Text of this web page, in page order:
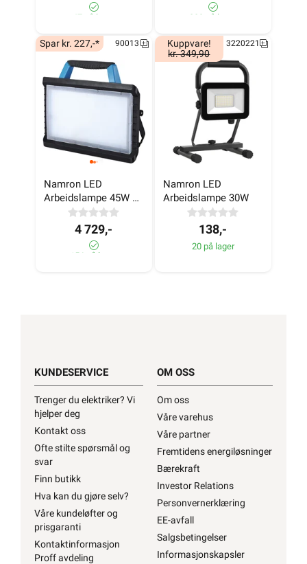
47 på lager 289 på lager
Namron LED
Arbeidslampe 45W 4
Spar kr. 227,-* 90013
4 729,-
156 på lager
Namron LED
Arbeidslampe 30W
Kuppvare!
kr. 349,90
3220221
138,-
20 på lager
KUNDESERVICE
Trenger du elektriker? Vi
hjelper deg
Kontakt oss
Ofte stilte spørsmål og
svar
Finn butikk
Hva kan du gjøre selv?
Våre kundeløfter og
prisgaranti
Kontaktinformasjon
Proff avdeling
OM OSS
Om oss
Våre varehus
Våre partner
Fremtidens energiløsninger
Bærekraft
Investor Relations
Personvernerklæring
EE-avfall
Salgsbetingelser
Informasjonskapsler